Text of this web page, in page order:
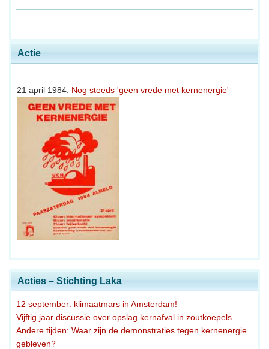
Actie
21 april 1984: Nog steeds 'geen vrede met kernenergie'
Acties – Stichting Laka
12 september: klimaatmars in Amsterdam!
Vijftig jaar discussie over opslag kernafval in zoutkoepels
Andere tijden: Waar zijn de demonstraties tegen kernenergie
gebleven?